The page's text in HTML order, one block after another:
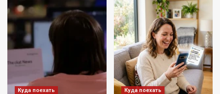
Куда поехать Куда поехать